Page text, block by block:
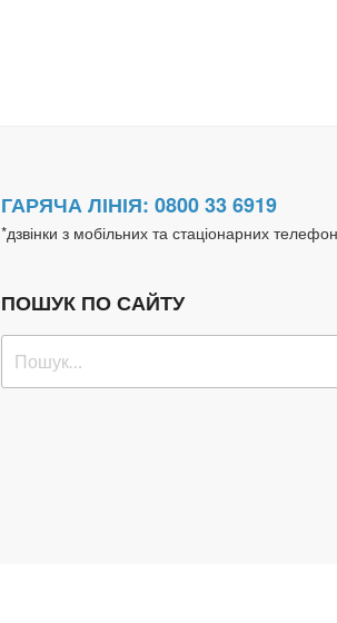
ГАРЯЧА ЛІНІЯ: 0800 33 6919
*дзвінки з мобільних та стаціонарних
ПОШУК ПО САЙТУ
за
запитом: